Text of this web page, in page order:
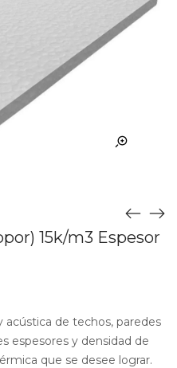
15k/m3 Espesor
acústica de techos, paredes
espesores y densidad de
que se desee lograr.